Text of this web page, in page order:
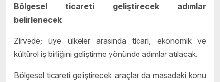
Bölgesel ticareti geliştirecek adımlar
belirlenecek
Zirvede; üye ülkeler arasında ticari, ekonomik ve
kültürel iş birliğini geliştirme yönünde adımlar atılacak.
Bölgesel ticareti geliştirecek araçlar da masadaki konu